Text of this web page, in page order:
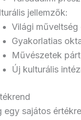
jellemzők:
Világi
Gyakorlatias
Művészetek
Új kulturális
egy sajátos